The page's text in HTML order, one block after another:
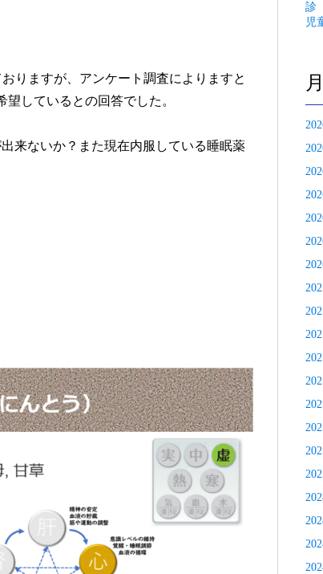
りますが、アンケート調査によりますと
しているとの回答でした。
来ないか？また現在内服している睡眠薬
診
児